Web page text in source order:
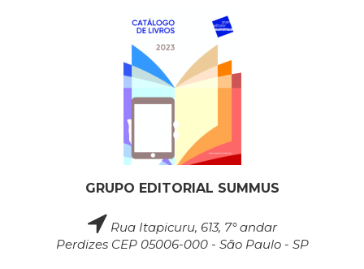
GRUPO EDITORIAL SUMMUS
Rua Itapicuru, 613, 7° andar
Perdizes CEP 05006-000 - São Paulo - SP